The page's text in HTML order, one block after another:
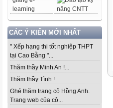
CÁC Ý KIẾN MỚI NHẤT
" Xếp hạng thi tốt nghiệp THPT
tại Cao Bằng "...
Thăm thầy Minh An !...
Thăm thầy Tình !...
Ghé thăm trang cô Hồng Anh.
Trang web của cô...